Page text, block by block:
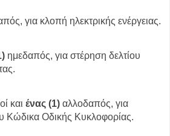
για κλοπή ηλεκτρικής ενέργειας.
ημεδαπός, για στέρηση δελτίου
και ένας (1) αλλοδαπός, για
Κώδικα Οδικής Κυκλοφορίας.